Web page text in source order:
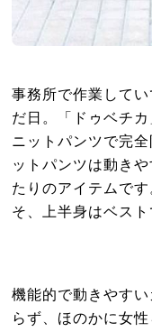
事務所で作業して
だ日。「ドゥベチ
ニットパンツで完
ットパンツは動き
たりのアイテムで
そ、上半身はベスト
機能的で動きやす
らず、ほのかに女